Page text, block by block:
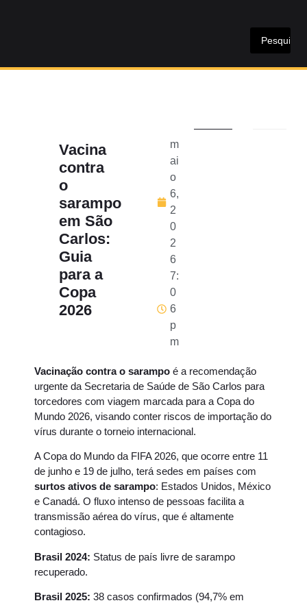
Vacina
contra
o
sarampo
em São
Carlos:
Guia
para a
Copa
2026
m
ai
o
6,
2
0
2
6
7:
0
6
p
m
Vacinação contra o sarampo é a recomendação
urgente da Secretaria de Saúde de São Carlos para
torcedores com viagem marcada para a Copa do
Mundo 2026, visando conter riscos de importação do
vírus durante o torneio internacional.
A Copa do Mundo da FIFA 2026, que ocorre entre 11
de junho e 19 de julho, terá sedes em países com
surtos ativos de sarampo: Estados Unidos, México
e Canadá. O fluxo intenso de pessoas facilita a
transmissão aérea do vírus, que é altamente
contagioso.
Brasil 2024: Status de país livre de sarampo
recuperado.
Brasil 2025: 38 casos confirmados (94,7% em